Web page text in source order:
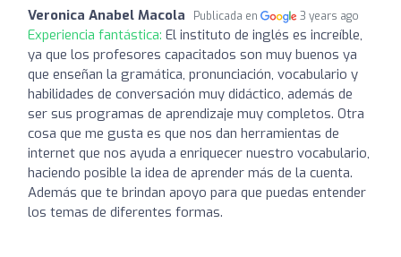
Veronica Anabel Macola Publicada en 3 years ago
Experiencia fantástica: El instituto de inglés es increíble,
ya que los profesores capacitados son muy buenos ya
que enseñan la gramática, pronunciación, vocabulario y
habilidades de conversación muy didáctico, además de
ser sus programas de aprendizaje muy completos. Otra
cosa que me gusta es que nos dan herramientas de
internet que nos ayuda a enriquecer nuestro vocabulario,
haciendo posible la idea de aprender más de la cuenta.
Además que te brindan apoyo para que puedas entender
los temas de diferentes formas.